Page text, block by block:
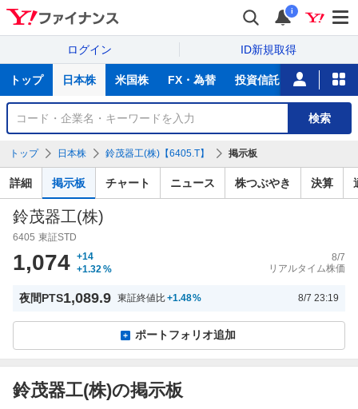
i
ログイン ID新規取得
サ
トップ 日本株 米国株 FX・為替 投資信託 ニュース
銘
検
索
検索
トップ 日本株 鈴茂器工(株)【6405.T】 掲示板
詳細 掲示板 チャート ニュース 株つぶやき 決算
鈴茂器工(株)
6405 東証STD
1,074 +14
+1.32 %
8/7
リアルタイム株価
夜間PTS1,089.9 東証終値比+1.48% 8/7 23:19
ポートフォリオ追加
鈴茂器工(株)の掲示板